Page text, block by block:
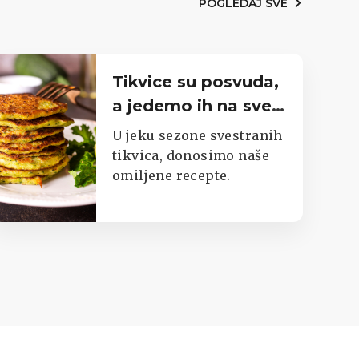
POGLEDAJ SVE
Tikvice su posvuda,
a jedemo ih na sve
moguće načine.
Imamo top listu
U jeku sezone svestranih
tikvica, donosimo naše
omiljene recepte.